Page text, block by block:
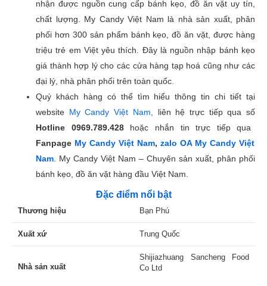
nhận được nguồn cung cấp bánh kẹo, đồ ăn vặt uy tín,
chất lượng. My Candy Việt Nam là nhà sản xuất, phân
phối hơn 300 sản phẩm bánh kẹo, đồ ăn vặt, được hàng
triệu trẻ em Việt yêu thích. Đây là nguồn nhập bánh kẹo
giá thành hợp lý cho các cửa hàng tạp hoá cũng như các
đại lý, nhà phân phối trên toàn quốc.
Quý khách hàng có thể tìm hiểu thông tin chi tiết tại
website My Candy Việt Nam,
liên hệ trực tiếp qua số
Hotline 0969.789.428hoặc nhắn tin trực tiếp qua
Fanpage My Candy Việt Nam, zalo OA My Candy Việt
Nam . My Candy Việt Nam – Chuyên sản xuất, phân phối
bánh kẹo, đồ ăn vặt hàng đầu Việt Nam.
Đặc điểm nổi bật
Thương hiệu Bạn Phú
Xuất xứ Trung Quốc
Nhà sản xuất
Shijiazhuang Sancheng Food
Co Ltd